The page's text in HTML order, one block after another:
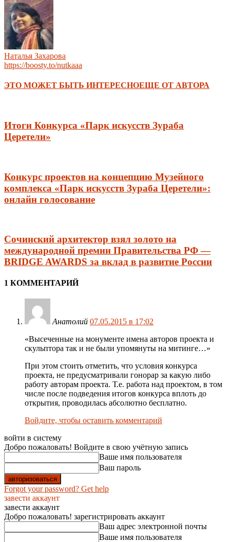
Наталья Захарова
https://boosty.to/nutkaaa
ЭТО МОЖЕТ БЫТЬ ИНТЕРЕСНОЕЩЕ ОТ АВТОРА
Итоги Конкурса «Парк искусств Зураба
Церетели»
Конкурс проектов на концепцию Музейного
комплекса «Парк искусств Зураба Церетели»:
онлайн голосование
Сочинский архитектор взял золото на
международной премии Правительства РФ —
BRIDGE AWARDS за вклад в развитие России
1 КОММЕНТАРИЙ
Анатолий 07.05.2015 в 17:02
«Высеченные на монументе имена авторов проекта и
скульптора так и не были упомянуты на митинге…»
При этом стоить отметить, что условия конкурса
проекта, не предусматривали гонорар за какую либо
работу авторам проекта. Т.е. работа над проектом, в том
числе после подведения итогов конкурса вплоть до
открытия, проводилась абсолютно бесплатно.
Войдите, чтобы оставить комментарий
войти в систему
Добро пожаловать! Войдите в свою учётную запись
Ваше имя пользователя
Ваш пароль
Forgot your password? Get help
завести аккаунт
завести аккаунт
Добро пожаловать! зарегистрировать аккаунт
Ваш адрес электронной почты
Ваше имя пользователя